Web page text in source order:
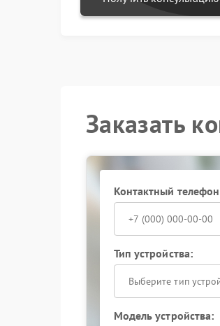
Заказать
Контактный
Тип устройства:
Выберите тип
Модель устройства: